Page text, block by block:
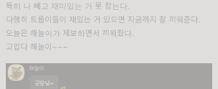
특히 나 빼고 재미있는 거 못 참는다.
다행히 트룹이들이 재밌는 거 있으면 지금까지 잘 끼워준다.
오늘은 해늘이가 제보하면서 끼워줬다.
고맙다 해늘이~~~